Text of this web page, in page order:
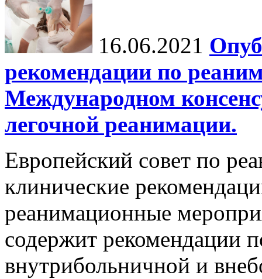
16.06.2021
рекомендации по
Международном
легочной реанимации.
Европейский совет по
клинические
реанимационные
содержит рекомендации
внутрибольничной и